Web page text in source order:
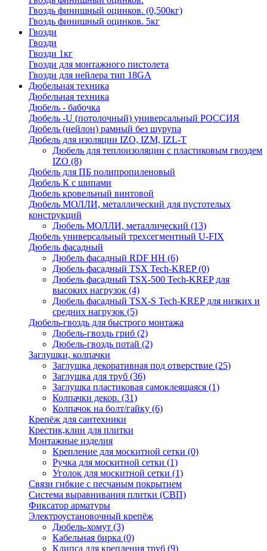
Гвоздь финишный оцинков. (0,500кг)
Гвоздь финишный оцинков. 5кг
Гвозди
Гвозди
Гвозди 1кг
Гвозди для монтажного пистолета
Гвозди для нейлера тип 18GA
Дюбельная техника
Дюбельная техника
Дюбель - бабочка
Дюбель -U (потолочный) универсальный РОССИЯ
Дюбель (нейлон) рамный без шурупа
Дюбель для изоляции IZO, IZM, IZL-T
Дюбель для теплоизоляции с пластиковым гвоздем
IZO (8)
Дюбель для ПБ полипропиленовый
Дюбель К с шипами
Дюбель кровельный винтовой
Дюбель МОЛЛИ, металлический для пустотелых
конструкций
Дюбель МОЛЛИ, металлический (13)
Дюбель универсальный трехсегментный U-FIX
Дюбель фасадный
Дюбель фасадный RDF НН (6)
Дюбель фасадный TSX Tech-KREP(0)
Дюбель фасадный TSX-500 Tech-KREP для
высоких нагрузок (4)
Дюбель фасадный TSX-S Tech-KREP для низких и
средних нагрузок (5)
Дюбель-гвоздь для быстрого монтажа
Дюбель-гвоздь гриб (2)
Дюбель-гвоздь потай (2)
Заглушки, колпачки
Заглушка декоративная под отверствие (25)
Заглушка для труб (36)
Заглушка пластиковая самоклеящаяся (1)
Колпачки декор. (31)
Колпачок на болт/гайку (6)
Крепёж для сантехники
Крестик,клин для плитки
Монтажные изделия
Крепление для москитной сетки (0)
Ручка для москитной сетки (1)
Уголок для москитной сетки (1)
Связи гибкие с песчаным покрытием
Система выравнивания плитки (СВП)
Фиксатор арматуры
Электроустановочный крепёж
Дюбель-хомут (3)
Кабельная бирка (0)
Клипса для крепления труб (9)